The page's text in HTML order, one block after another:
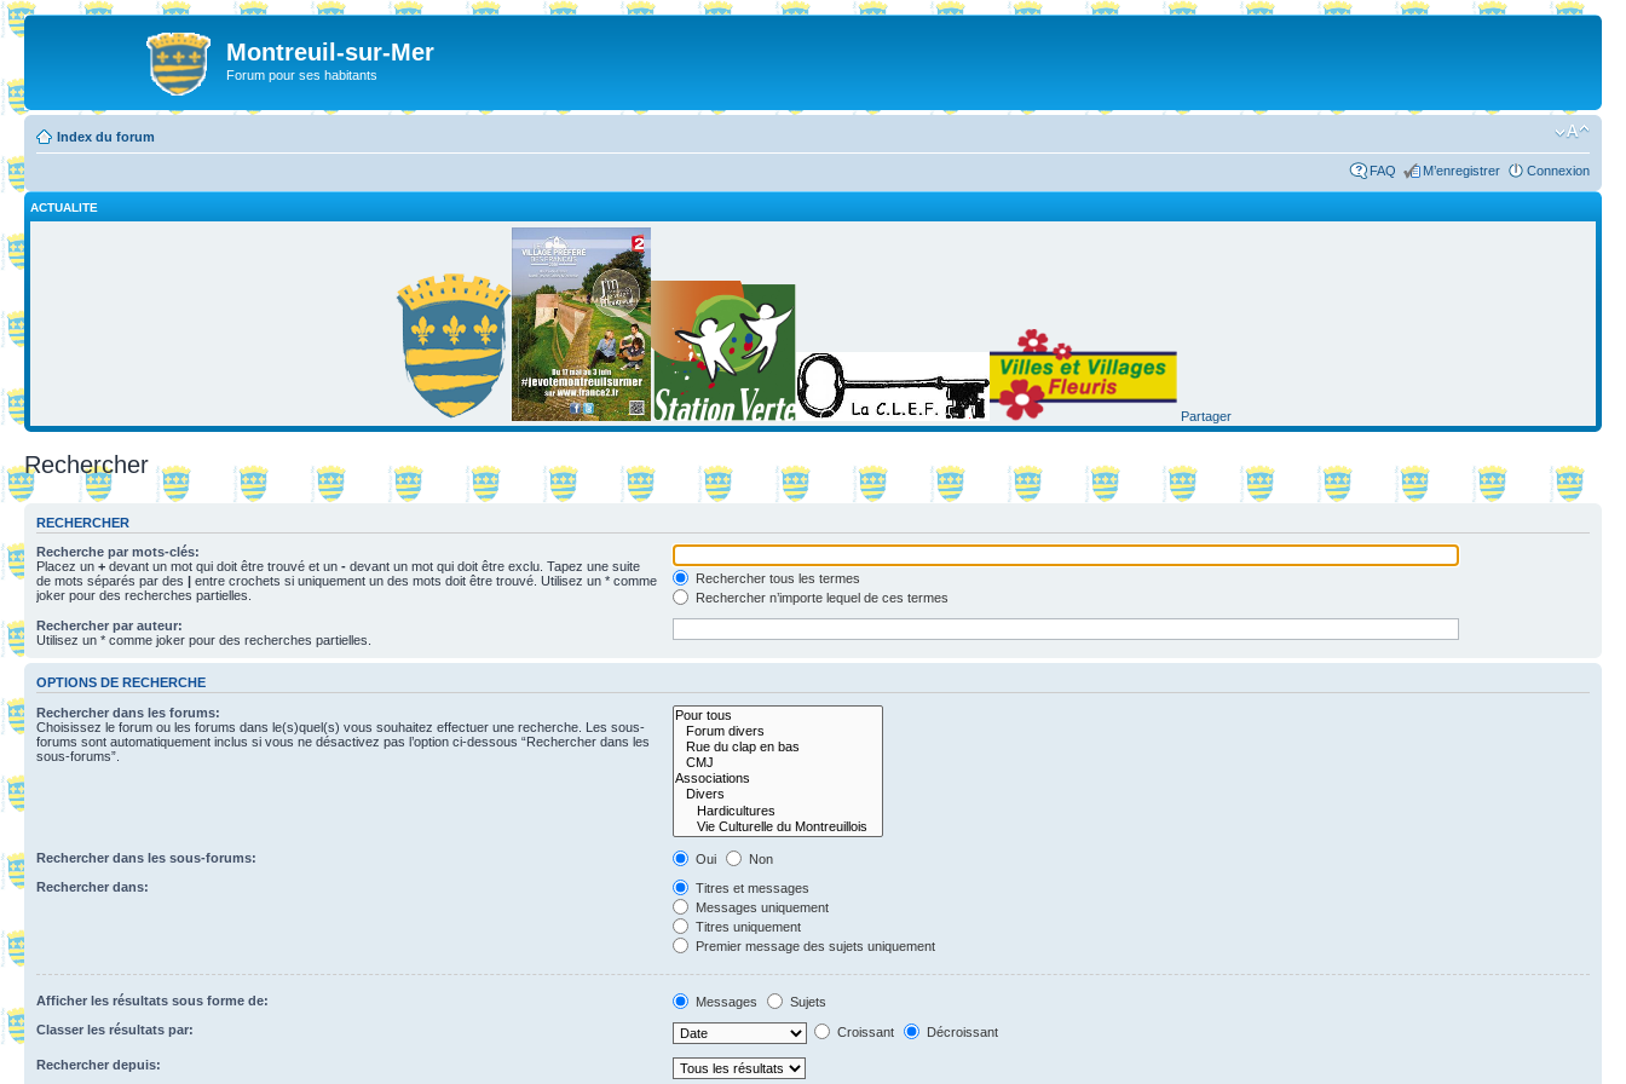
Montreuil-sur-Mer
Forum pour ses habitants
Index du forum
FAQ M’enregistrer Connexion
ACTUALITE
Partager
Rechercher
RECHERCHER
Recherche par mots-clés:
Placez un + devant un mot qui doit être trouvé et un - devant un mot qui doit être exclu. Tapez une suite
de mots séparés par des | entre crochets si uniquement un des mots doit être trouvé. Utilisez un * comme
joker pour des recherches partielles.
Rechercher tous les termes
Rechercher n’importe lequel de ces termes
Rechercher par auteur:
Utilisez un * comme joker pour des recherches partielles.
OPTIONS DE RECHERCHE
Rechercher dans les forums:
Choisissez le forum ou les forums dans le(s)quel(s) vous souhaitez effectuer une recherche. Les sous-
forums sont automatiquement inclus si vous ne désactivez pas l’option ci-dessous “Rechercher dans les
sous-forums”.
Rechercher dans les sous-forums: Oui
Non
Rechercher dans:
Titres et messages
Messages uniquement
Titres uniquement
Premier message des sujets uniquement
Afficher les résultats sous forme de: Messages
Sujets
Classer les résultats par:
Croissant Décroissant
Rechercher depuis: